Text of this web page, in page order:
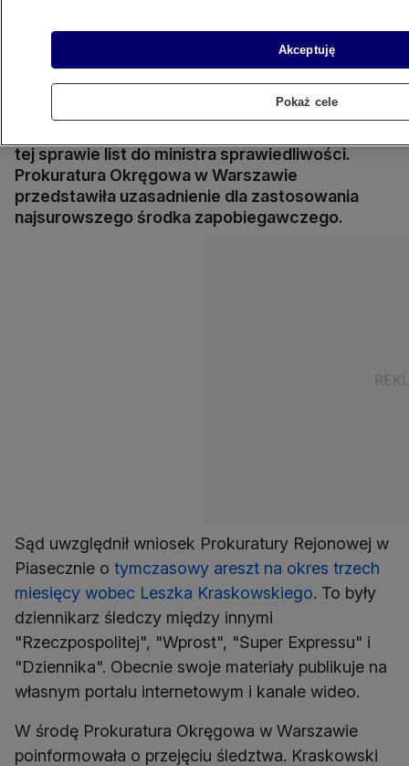
Rzecznik Praw Obywatelskich i prezes Press
Club Polska zwrócili się do prokuratury o
wyjaśnienie powodów zastosowania
tymczasowego aresztu wobec Leszka
Kraskowskiego. Dziennikarz "Gazety
tej sprawie list do ministra sprawiedliwości.
Prokuratura Okręgowa w Warszawie
przedstawiła uzasadnienie dla zastosowania
najsurowszego środka zapobiegawczego.
Sąd uwzględnił wniosek Prokuratury Rejonowej w
Piasecznie o tymczasowy areszt na okres trzech
miesięcy wobec Leszka Kraskowskiego. To były
dziennikarz śledczy między innymi
"Rzeczpospolitej", "Wprost", "Super Expressu" i
"Dziennika". Obecnie swoje materiały publikuje na
własnym portalu internetowym i kanale wideo.
W środę Prokuratura Okręgowa w Warszawie
poinformowała o przejęciu śledztwa. Kraskowski
Akceptuję
Pokaż cele